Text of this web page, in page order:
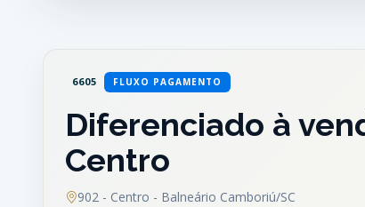
6605 FLUXO PAGAMENTO
Diferenciado à
Centro
902 - Centro - Balneário Camboriú/SC